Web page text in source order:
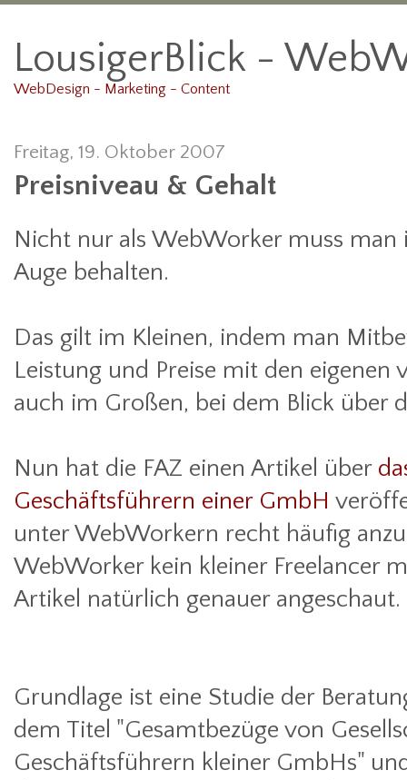
LousigerBlick -
WebDesign - Marketing - Content
Freitag, 19. Oktober 2007
Preisniveau & Gehalt
Nicht nur als WebWorker muss
Auge behalten.
Das gilt im Kleinen, indem man
Leistung und Preise mit den eigenen
auch im Großen, bei dem Blick über
Nun hat die FAZ einen Artikel über
Geschäftsführern einer GmbH
unter WebWorkern recht häufig
WebWorker kein kleiner Freelancer
Artikel natürlich genauer angeschaut.
Grundlage ist eine Studie der
dem Titel "Gesamtbezüge von
Geschäftsführern kleiner GmbHs"